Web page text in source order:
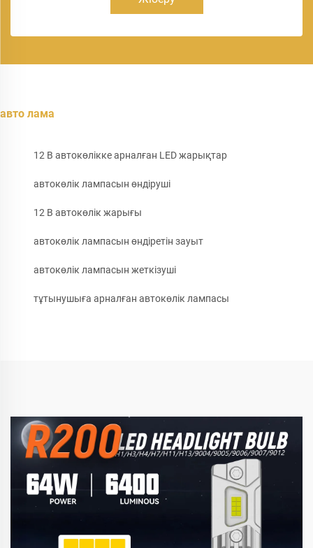
авто лама
12 В автокөлікке арналған LED жарықтар
автокөлік лампасын өндіруші
12 В автокөлік жарығы
автокөлік лампасын өндіретін зауыт
автокөлік лампасын жеткізуші
тұтынушыға арналған автокөлік лампасы